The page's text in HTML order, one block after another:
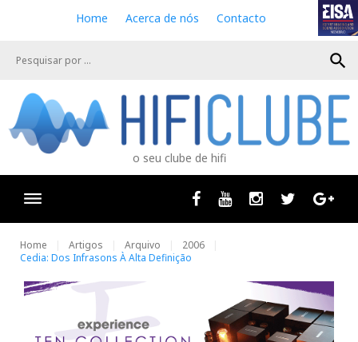
e
Home Acerca de nós Contacto
search
o seu clube de hifi
Facebook
Youtube InstagramTwitter
Home Artigos Arquivo
2006
Cedia: Dos Infrasons À Alta Definição